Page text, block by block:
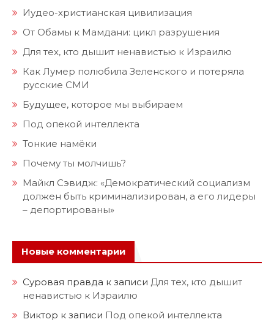
Иудео-христианская цивилизация
От Обамы к Мамдани: цикл разрушения
Для тех, кто дышит ненавистью к Израилю
Как Лумер полюбила Зеленского и потеряла
русские СМИ
Будущее, которое мы выбираем
Под опекой интеллекта
Тонкие намёки
Почему ты молчишь?
Майкл Сэвидж: «Демократический социализм
должен быть криминализирован, а его лидеры
– депортированы»
Новые комментарии
Суровая правда к записи Для тех, кто дышит
ненавистью к Израилю
Виктор к записи Под опекой интеллекта